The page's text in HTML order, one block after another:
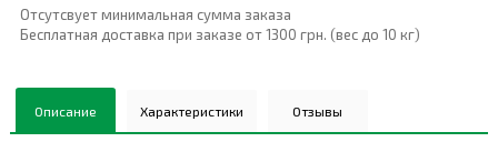
Отсутсвует минимальная сумма заказа
Бесплатная доставка при заказе от 1300 грн. (вес до 10 кг)
Описание Характеристики Отзывы